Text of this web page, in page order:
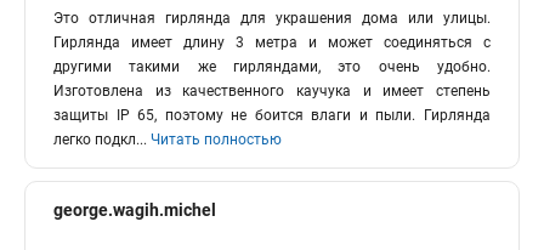
Это отличная гирлянда для украшения дома или улицы.
Гирлянда имеет длину 3 метра и может соединяться с
другими такими же гирляндами, это очень удобно.
Изготовлена из качественного каучука и имеет степень
защиты IP 65, поэтому не боится влаги и пыли. Гирлянда
легко подкл... Читать полностью
george.wagih.michel